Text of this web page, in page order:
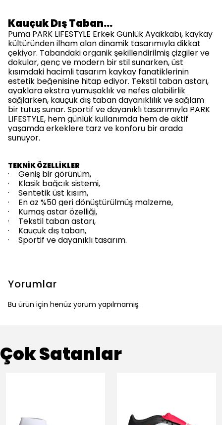
Kauçuk Dış Taban…
Puma PARK LIFESTYLE Erkek Günlük Ayakkabı, kaykay
kültüründen ilham alan dinamik tasarımıyla dikkat
çekiyor. Tabandaki organik şekillendirilmiş çizgiler ve
dokular, genç ve modern bir stil sunarken, üst
kısımdaki hacimli tasarım kaykay fanatiklerinin
estetik beğenisine hitap ediyor. Tekstil taban astarı,
ayaklara ekstra yumuşaklık ve nefes alabilirlik
sağlarken, kauçuk dış taban dayanıklılık ve sağlam
bir tutuş sunar. Sportif ve dayanıklı tasarımıyla PARK
LIFESTYLE, hem günlük kullanımda hem de aktif
yaşamda erkeklere tarz ve konforu bir arada
sunuyor.
TEKNİK ÖZELLİKLER
·
Geniş bir görünüm,
·
Klasik bağcık sistemi,
·
Sentetik üst kısım,
·
En az %50 geri dönüştürülmüş malzeme,
·
Kumaş astar özelliği,
·
Tekstil taban astarı,
·
Kauçuk dış taban,
·
Sportif ve dayanıklı tasarım.
Yorumlar
Bu ürün için henüz yorum yapılmamış.
Çok Satanlar